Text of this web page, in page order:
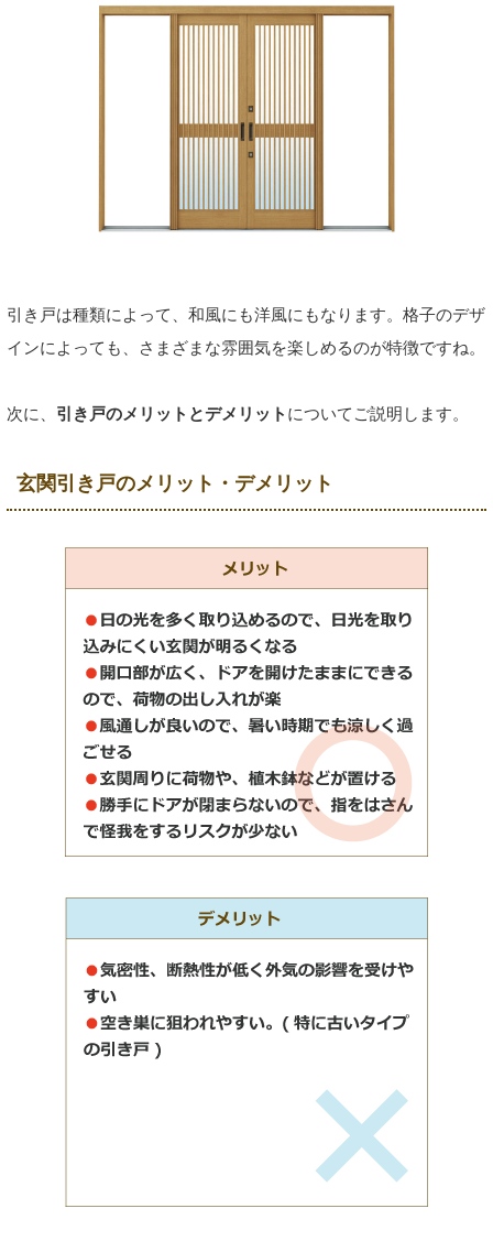
引き戸は種類によって、和風にも洋風にもなります。格子のデザ
インによっても、さまざまな雰囲気を楽しめるのが特徴ですね。
次に、 引き戸のメリットとデメリット についてご説明します。
玄関引き戸のメリット・デメリット